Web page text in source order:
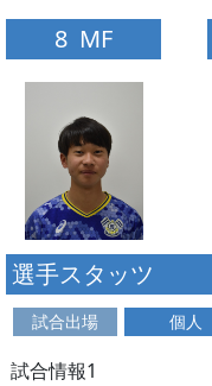
8 MF
選手スタッツ
試合出場 個人
試合情報1